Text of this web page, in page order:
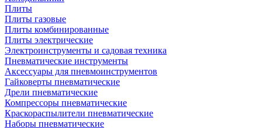
Плиты
Плиты газовые
Плиты комбинированные
Плиты электрические
Электроинструменты и садовая техника
Пневматические инструменты
Аксессуары для пневмоинструментов
Гайковерты пневматические
Дрели пневматические
Компрессоры пневматические
Краскораспылители пневматические
Наборы пневматические